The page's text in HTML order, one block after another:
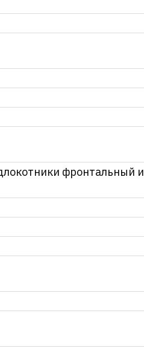
фронтальный и